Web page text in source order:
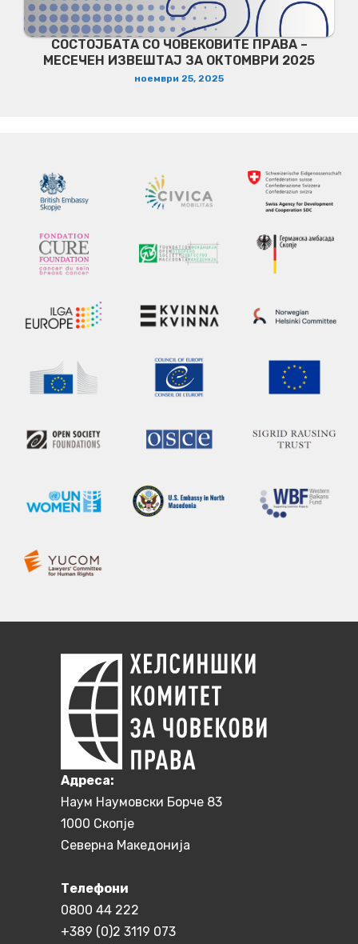
СОСТОЈБАТА СО ЧОВЕКОВИТЕ ПРАВА –
МЕСЕЧЕН ИЗВЕШТАЈ ЗА ОКТОМВРИ 2025
ноември 25, 2025
Aдреса:
Наум Наумовски Борче 83
1000 Скопје
Северна Македонија
Телефони
0800 44 222
+389 (0)2 3119 073